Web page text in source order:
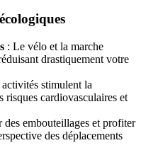
: Le vélo et la marche
drastiquement votre
activités stimulent la
cardiovasculaires et
des embouteillages et profiter
des déplacements